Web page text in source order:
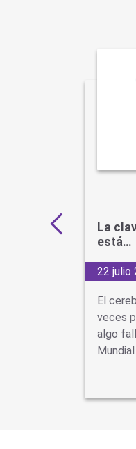
La
está…
22 julio
El
veces
algo